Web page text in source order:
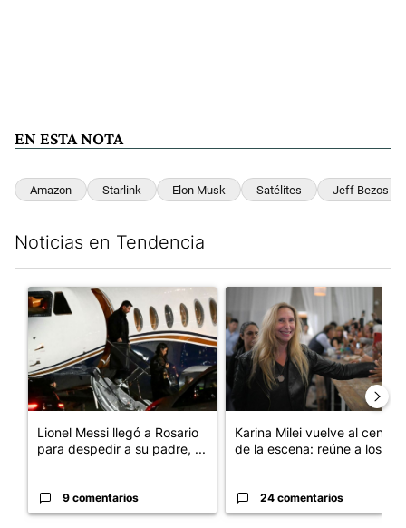
EN ESTA NOTA
Amazon Starlink Elon Musk Satélites Jeff Bezos
Noticias en Tendencia
Un artículo de tendencia con el título "Lionel Messi llegó a
Lionel Messi llegó a Rosario
para despedir a su padre, ...
9 comentarios
Un artículo de tendencia
Karina Milei vuelve al centro
de la escena: reúne a los...
24 comentarios